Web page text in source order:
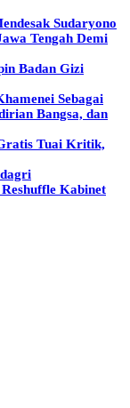
Sudaryono
Tengah Demi
Badan Gizi
Sebagai
Bangsa, dan
Tuai Kritik,
Kabinet